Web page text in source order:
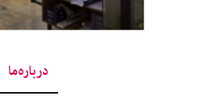
درباره‌ما